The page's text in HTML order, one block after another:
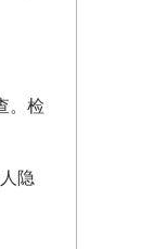
。检
隐